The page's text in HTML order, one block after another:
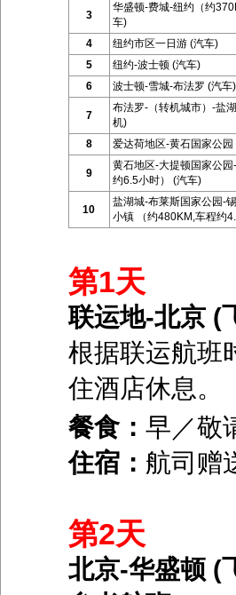
3
华盛顿-费城-纽约（约
车)
4 纽约市区一日游 (汽车)
5
纽约-波士顿 (汽车)
6
波士顿-雪城-布法罗 (汽车)
7
布法罗-（转机城市）-盐
机)
8 爱达荷地区-黄石国家公园
9
黄石地区-大提顿国家公
约6.5小时） (汽车)
10
盐湖城-布莱斯国家公园-
小镇 （约480KM,车程约
第1天
联运地-北京 (
根据联运航班
住酒店休息。
餐食： 早／
住宿： 航司赠
第2天
北京-华盛顿 (